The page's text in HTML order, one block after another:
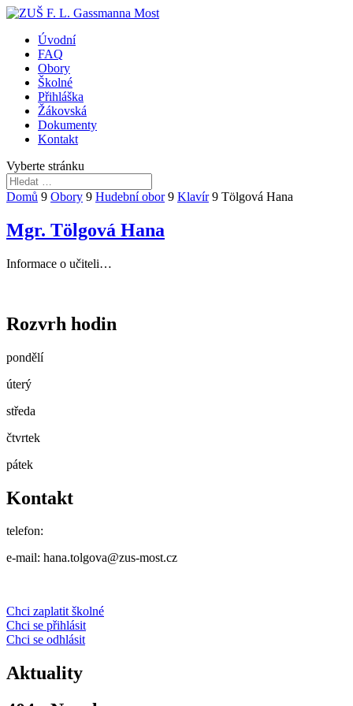
Úvodní
FAQ
Obory
Školné
Přihláška
Žákovská
Dokumenty
Kontakt
Vyberte stránku
Domů 9 Obory 9 Hudební obor 9 Klavír 9 Tölgová Hana
Mgr. Tölgová Hana
Informace o učiteli…
Rozvrh hodin
pondělí
úterý
středa
čtvrtek
pátek
Kontakt
telefon:
e-mail: hana.tolgova@zus-most.cz
Chci zaplatit školné
Chci se přihlásit
Chci se odhlásit
Aktuality